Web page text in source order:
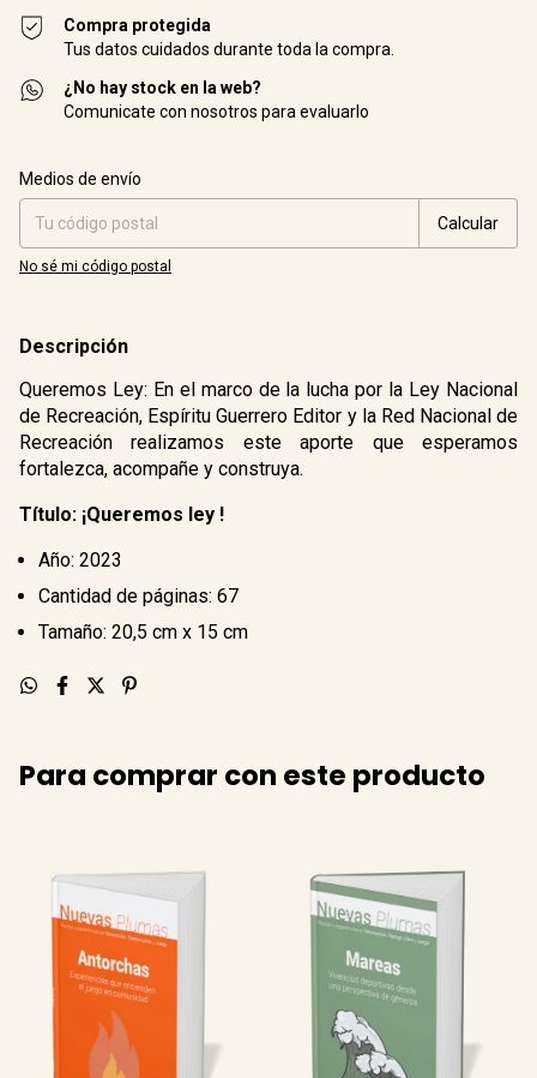
Compra protegida
Tus datos cuidados durante toda la compra.
¿No hay stock en la web?
Comunicate con nosotros para evaluarlo
Entregas para el CP:
Medios de envío
Calcular
No sé mi código postal
Descripción
Queremos Ley: En el marco de la lucha por la Ley Nacional
de Recreación, Espíritu Guerrero Editor y la Red Nacional de
Recreación realizamos este aporte que esperamos
fortalezca, acompañe y construya.
Título: ¡Queremos ley !
Año: 2023
Cantidad de páginas: 67
Tamaño: 20,5 cm x 15 cm
Para comprar con este producto